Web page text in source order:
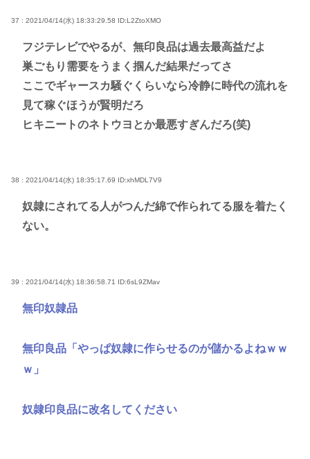
37 : 2021/04/14(水) 18:33:29.58 ID:L2ZtoXMO
フジテレビでやるが、無印良品は過去最高益だよ
巣ごもり需要をうまく掴んだ結果だってさ
ここでギャースカ騒ぐくらいなら冷静に時代の流れを
見て稼ぐほうが賢明だろ
ヒキニートのネトウヨとか最悪すぎんだろ(笑)
38 : 2021/04/14(水) 18:35:17.69 ID:xhMDL7V9
奴隷にされてる人がつんだ綿で作られてる服を着たく
ない。
39 : 2021/04/14(水) 18:36:58.71 ID:6sL9ZMav
無印奴隷品
無印良品「やっぱ奴隷に作らせるのが儲かるよねｗｗ
ｗ」
奴隷印良品に改名してください